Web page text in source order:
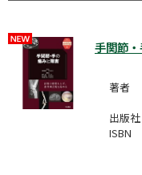
手関節
著者
出版社
ISBN